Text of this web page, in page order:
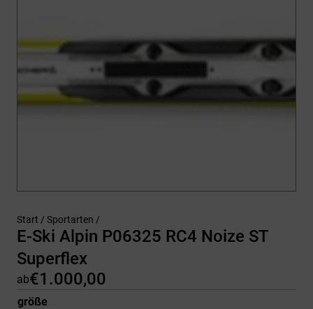
Start / Sportarten /
E-Ski Alpin P06325 RC4 Noize ST
Superflex
ab€1.000,00
größe